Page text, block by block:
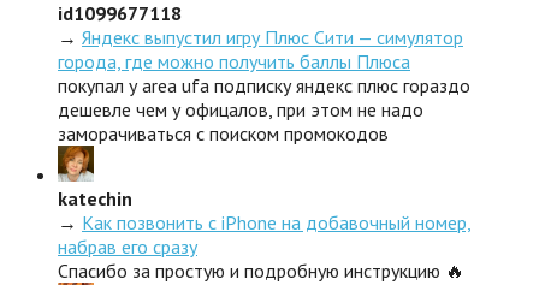
id1099677118
→ Яндекс выпустил игру Плюс Сити — симулятор
города, где можно получить баллы Плюса
покупал у area ufa подписку яндекс плюс гораздо
дешевле чем у офицалов, при этом не надо
заморачиваться с поиском промокодов
katechin
→ Как позвонить с iPhone на добавочный номер,
набрав его сразу
Спасибо за простую и подробную инструкцию 🔥